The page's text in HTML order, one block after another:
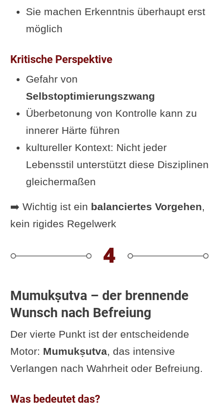
Sie machen Erkenntnis überhaupt erst
möglich
Kritische Perspektive
Gefahr von
Selbstoptimierungszwang
Überbetonung von Kontrolle kann zu
innerer Härte führen
kultureller Kontext: Nicht jeder
Lebensstil unterstützt diese Disziplinen
gleichermaßen
➡️ Wichtig ist ein balanciertes Vorgehen,
kein rigides Regelwerk
Mumukṣutva – der brennende
Wunsch nach Befreiung
Der vierte Punkt ist der entscheidende
Motor: Mumukṣutva, das intensive
Verlangen nach Wahrheit oder Befreiung.
Was bedeutet das?